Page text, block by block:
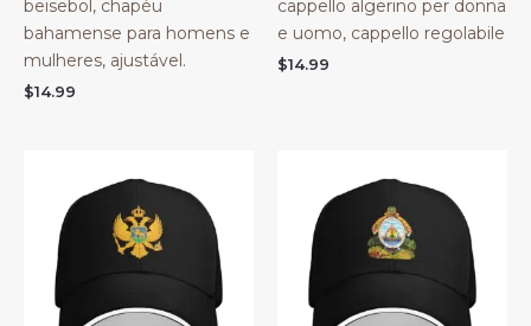
beisebol, chapéu
bahamense para homens e
mulheres, ajustável.
$14.99
cappello algerino per donna
e uomo, cappello regolabile
$14.99